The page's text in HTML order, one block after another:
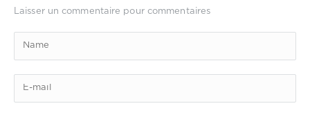
Laisser un commentaire pour commentaires